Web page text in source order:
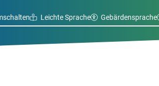
Leichte Sprache Gebärdensprache